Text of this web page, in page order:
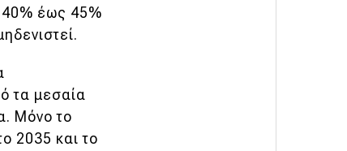
έως 45%
τα μεσαία
Μόνο το
2035 και το